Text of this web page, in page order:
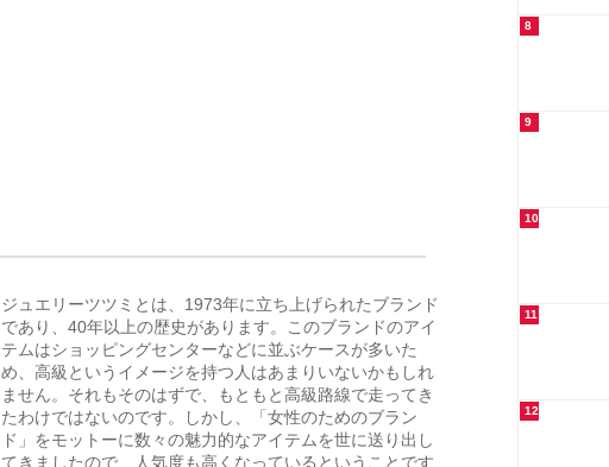
ジュエリーツツミとは、1973年に立ち上げられたブランド
であり、40年以上の歴史があります。このブランドのアイ
テムはショッピングセンターなどに並ぶケースが多いた
め、高級というイメージを持つ人はあまりいないかもしれ
ません。それもそのはずで、もともと高級路線で走ってき
たわけではないのです。しかし、「女性のためのブラン
ド」をモットーに数々の魅力的なアイテムを世に送り出し
てきましたので、人気度も高くなっているということです
8
9
10
11
12